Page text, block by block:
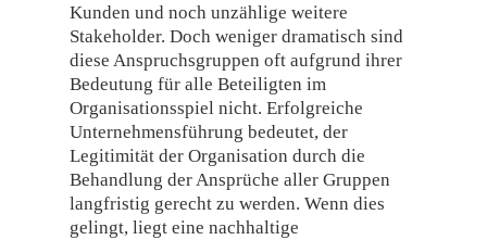
Kunden und noch unzählige weitere
Stakeholder. Doch weniger dramatisch sind
diese Anspruchsgruppen oft aufgrund ihrer
Bedeutung für alle Beteiligten im
Organisationsspiel nicht. Erfolgreiche
Unternehmensführung bedeutet, der
Legitimität der Organisation durch die
Behandlung der Ansprüche aller Gruppen
langfristig gerecht zu werden. Wenn dies
gelingt, liegt eine nachhaltige